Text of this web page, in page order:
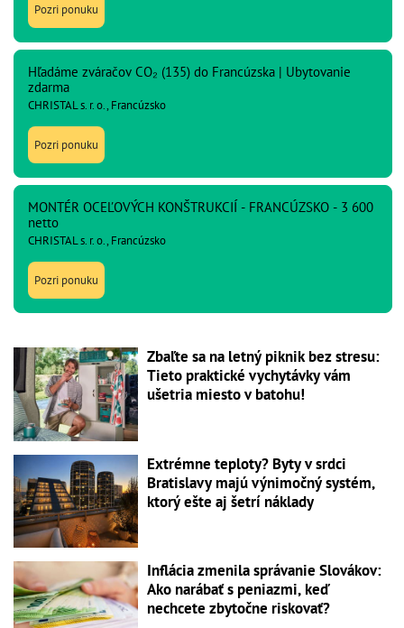
Pozri ponuku
Hľadáme zváračov CO₂ (135) do Francúzska | Ubytovanie
zdarma
CHRISTAL s. r. o., Francúzsko
Pozri ponuku
MONTÉR OCEĽOVÝCH KONŠTRUKCIÍ - FRANCÚZSKO - 3 600
netto
CHRISTAL s. r. o., Francúzsko
Pozri ponuku
Zbaľte sa na letný piknik bez stresu:
Tieto praktické vychytávky vám
ušetria miesto v batohu!
Extrémne teploty? Byty v srdci
Bratislavy majú výnimočný systém,
ktorý ešte aj šetrí náklady
Inflácia zmenila správanie Slovákov:
Ako narábať s peniazmi, keď
nechcete zbytočne riskovať?